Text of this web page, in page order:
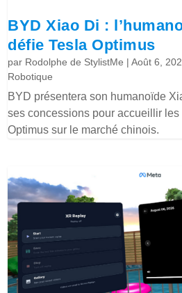
BYD Xiao Di :
défie Tesla Optimus
par Rodolphe de StylistMe |Août 6,
Robotique
BYD présentera son humanoïde
ses concessions pour accueillir les
Optimus sur le marché chinois.